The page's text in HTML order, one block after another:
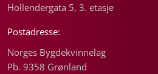
Hollendergata 5, 3. etasje
Postadresse:
Norges Bygdekvinnelag
Pb. 9358 Grønland